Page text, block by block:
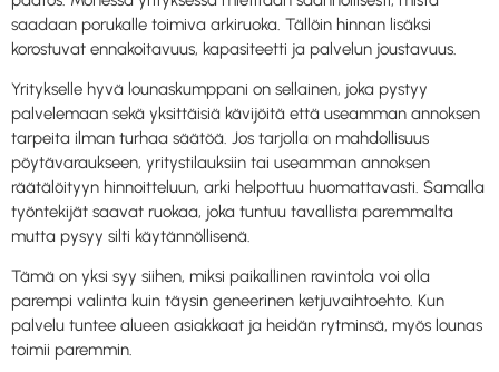
saadaan porukalle toimiva arkiruoka. Tällöin hinnan lisäksi
korostuvat ennakoitavuus, kapasiteetti ja palvelun joustavuus.
Yritykselle hyvä lounaskumppani on sellainen, joka pystyy
palvelemaan sekä yksittäisiä kävijöitä että useamman annoksen
tarpeita ilman turhaa säätöä. Jos tarjolla on mahdollisuus
pöytävaraukseen, yritystilauksiin tai useamman annoksen
räätälöityyn hinnoitteluun, arki helpottuu huomattavasti. Samalla
työntekijät saavat ruokaa, joka tuntuu tavallista paremmalta
mutta pysyy silti käytännöllisenä.
Tämä on yksi syy siihen, miksi paikallinen ravintola voi olla
parempi valinta kuin täysin geneerinen ketjuvaihtoehto. Kun
palvelu tuntee alueen asiakkaat ja heidän rytminsä, myös lounas
toimii paremmin.